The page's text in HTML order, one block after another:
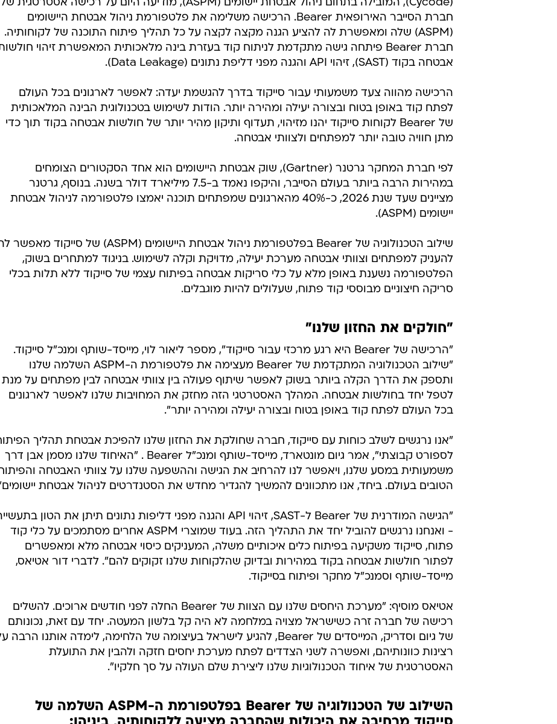
2024 - חברת הסייבר הישראלית סייקוד
(Cycode), המובילה בתחום ניהול אבטחת יישומים (ASPM), מודיעה היום על רכישה אסטרטגית של
(ASPM) שלה ומאפשרת לה להציע הגנה מקצה לקצה על כל תהליך פיתוח התוכנה של לקוחותיה.
חברת Bearer פיתחה גישה מתקדמת לניתוח קוד בעזרת בינה מלאכותית המאפשרת זיהוי חולשות
אבטחה בקוד (SAST), זיהוי API והגנה מפני דליפת נתונים (Data Leakage).
לפתח קוד באופן בטוח ובצורה יעילה ומהירה יותר. הודות לשימוש בטכנולוגית הבינה המלאכותית
של Bearer לקוחות סייקוד יהנו מזיהוי, תעדוף ותיקון מהיר יותר של חולשות אבטחה בקוד תוך כדי
מתן חוויה טובה יותר למפתחים ולצוותי אבטחה.
יישומים (ASPM).
שילוב הטכנולוגיה של Bearer בפלטפורמת ניהול אבטחת היישומים (ASPM) של סייקוד מאפשר לה
להעניק למפתחים וצוותי אבטחה מערכת יעילה, מדויקת וקלה לשימוש. בניגוד למתחרים בשוק,
הפלטפורמה נשענת באופן מלא על כלי סריקות אבטחה בפיתוח עצמי של סייקוד ללא תלות בכלי
סריקה חיצוניים מבוססי קוד פתוח, שעלולים להיות מוגבלים.
"חולקים את החזון שלנו"
"הרכישה של Bearer היא רגע מרכזי עבור סייקוד", מספר ליאור לוי, מייסד-שותף ומנכ"ל סייקוד.
ותספק את הדרך הקלה ביותר בשוק לאפשר שיתוף פעולה בין צוותי אבטחה לבין מפתחים על מנת
לטפל יחד בחולשות אבטחה. המהלך האסטרטגי הזה מחזק את המחויבות שלנו לאפשר לארגונים
בכל העולם לפתח קוד באופן בטוח ובצורה יעילה ומהירה יותר".
"אנו נרגשים לשלב כוחות עם סייקוד, חברה שחולקת את החזון שלנו להפיכת אבטחת תהליך הפיתוח
משמעותית במסע שלנו, ויאפשר לנו להרחיב את הגישה וההשפעה שלנו על צוותי האבטחה והפיתוח
הטובים בעולם. ביחד, אנו מתכוונים להמשיך להגדיר מחדש את הסטנדרטים לניהול אבטחת יישומים".
"הגישה המודרנית של Bearer ל-SAST, זיהוי API והגנה מפני דליפות נתונים תיתן את הטון בתעשייה
- ואנחנו נרגשים להוביל יחד את התהליך הזה. בעוד שמוצרי ASPM אחרים מסתמכים על כלי קוד
פתוח, סייקוד משקיעה בפיתוח כלים איכותיים משלה, המעניקים כיסוי אבטחה מלא ומאפשרים
מייסד-שותף וסמנכ"ל מחקר ופיתוח בסייקוד.